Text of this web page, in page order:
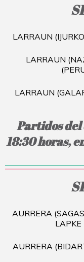
LARRAUN
LARRAUN
LARRAUN
Partidos del
18:30 horas,
AURRERA
LAPKE
AURRERA